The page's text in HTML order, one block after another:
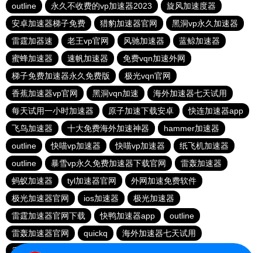
outline
永久不收费的vp加速器2023
旋风加速度器
安卓加速器梯子免费
猎豹加速器官网
黑洞vp永久加速器
雷霆加器速
老王vp官网 风驰加速器
蓝鲸加速器
蜜蜂加速器
速帆加速器
免费vqn加速外网
梯子免费加速器永久免费版
极光vqn官网
香蕉加速器vp官网
黑洞vqn加速
海外加速器七天试用
每天试用一小时加速器
原子加速下载安卓
快连加速器app
飞鸟加速器
十大免费海外加速神器
hammer加速器
outline
快喵vp加速器 快喵vp加速器
纸飞机加速器
outline
暴雪vp永久免费加速器下载官网
雷轰加速器
蚂蚁加速器
tyl加速器官网
外网加速免费软件
极光加速器官网
ios加速器
极光加速器
雷霆加速器官网下载
快鸭加速器app
outline
雷轰加速器官网
quickq
海外加速器七天试用
香蕉加速器官网